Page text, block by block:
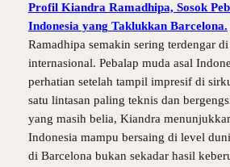
Profil Kiandra Ramadhipa, Sosok
Indonesia yang Taklukkan Barcelona.
Ramadhipa semakin sering terdengar
internasional. Pebalap muda asal
perhatian setelah tampil impresif di
satu lintasan paling teknis dan
yang masih belia, Kiandra
Indonesia mampu bersaing di level
di Barcelona bukan sekadar hasil